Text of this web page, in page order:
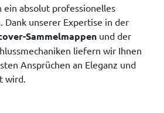
absolut professionelles
unserer Expertise in der
Sammelmappen und der
liefern wir Ihnen
Ansprüchen an Eleganz und
wird.